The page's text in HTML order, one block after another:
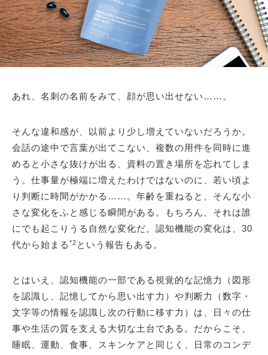
あれ、名刺の名前をみて、顔が思い出せない……。
そんな違和感が、以前より少し増えていないだろうか。
会話の途中で言葉が出てこない、複数の用件を同時に進
めると小さな抜けが出る、資料の置き場所を忘れてしま
う。仕事量が極端に増えたわけではないのに、若い頃よ
り判断に時間がかかる……。年齢を重ねると、そんな小
さな変化をふと感じる瞬間がある。もちろん、それは誰
にでも起こりうる自然な変化だ。認知機能の変化は、30
代から始まる *2 という報告もある。
とはいえ、認知機能の一部である視覚的な記憶力（図形
を認識し、記憶してから思い出す力）や判断力（数字・
文字等の情報を認識し次の行動に移す力）は、日々の仕
事や生活の質を支える大切な土台である。だからこそ、
睡眠、運動、食事、スキンケアと同じく、日常のコンデ